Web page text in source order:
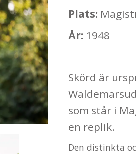
Plats:
År: 1948
Skörd är
som står i
en replik.
Den distinkta